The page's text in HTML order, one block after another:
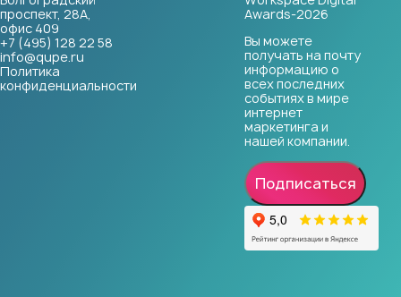
проспект, 28А,
офис 409
+7 (495) 128 22 58
info@qupe.ru
Политика
конфиденциальности
Awards-2026
Вы можете
получать на почту
информацию о
всех последних
событиях в мире
интернет
маркетинга и
нашей компании.
Подписаться